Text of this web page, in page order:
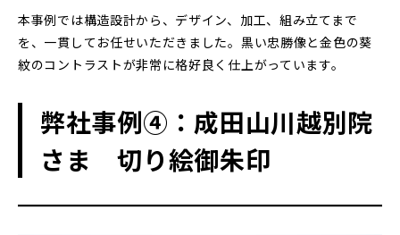
本事例では構造設計から、デザイン、加工、組み立てまで
を、一貫してお任せいただきました。黒い忠勝像と金色の葵
紋のコントラストが非常に格好良く仕上がっています。
弊社事例④：成田山川越別院
さま 切り絵御朱印